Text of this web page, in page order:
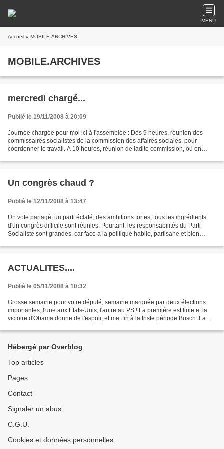
MENU
Accueil » MOBILE.ARCHIVES
MOBILE.ARCHIVES
mercredi chargé...
Publié le 19/11/2008 à 20:09
Journée chargée pour moi ici à l'assemblée : Dès 9 heures, réunion des
commissaires socialistes de la commission des affaires sociales, pour
coordonner le travail. A 10 heures, réunion de ladite commission, où on
Un congrès chaud ?
Publié le 12/11/2008 à 13:47
Un vote partagé, un parti éclaté, des ambitions fortes, tous les ingrédients
d'un congrès difficile sont réunies. Pourtant, les responsabilités du Parti
Socialiste sont grandes, car face à la politique habile, partisane et bien
ACTUALITES....
Publié le 05/11/2008 à 10:32
Grosse semaine pour votre député, semaine marquée par deux élections
importantes, l'une aux Etats-Unis, l'autre au PS ! La première est finie et la
victoire d'Obama donne de l'espoir, et met fin à la triste période Busch. La
Hébergé par Overblog
Top articles
Pages
Contact
Signaler un abus
C.G.U.
Cookies et données personnelles